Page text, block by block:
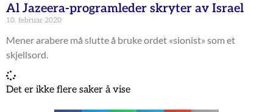
Al Jazeera-programleder skryter av Israel
10. februar 2020
Mener arabere må slutte å bruke ordet «sionist» som et
skjellsord.
Det er ikke flere saker å vise